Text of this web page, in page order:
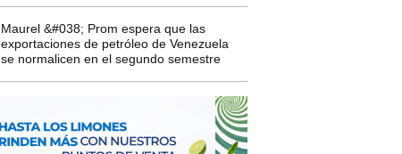
Maurel &#038; Prom espera que las
exportaciones de petróleo de Venezuela
se normalicen en el segundo semestre